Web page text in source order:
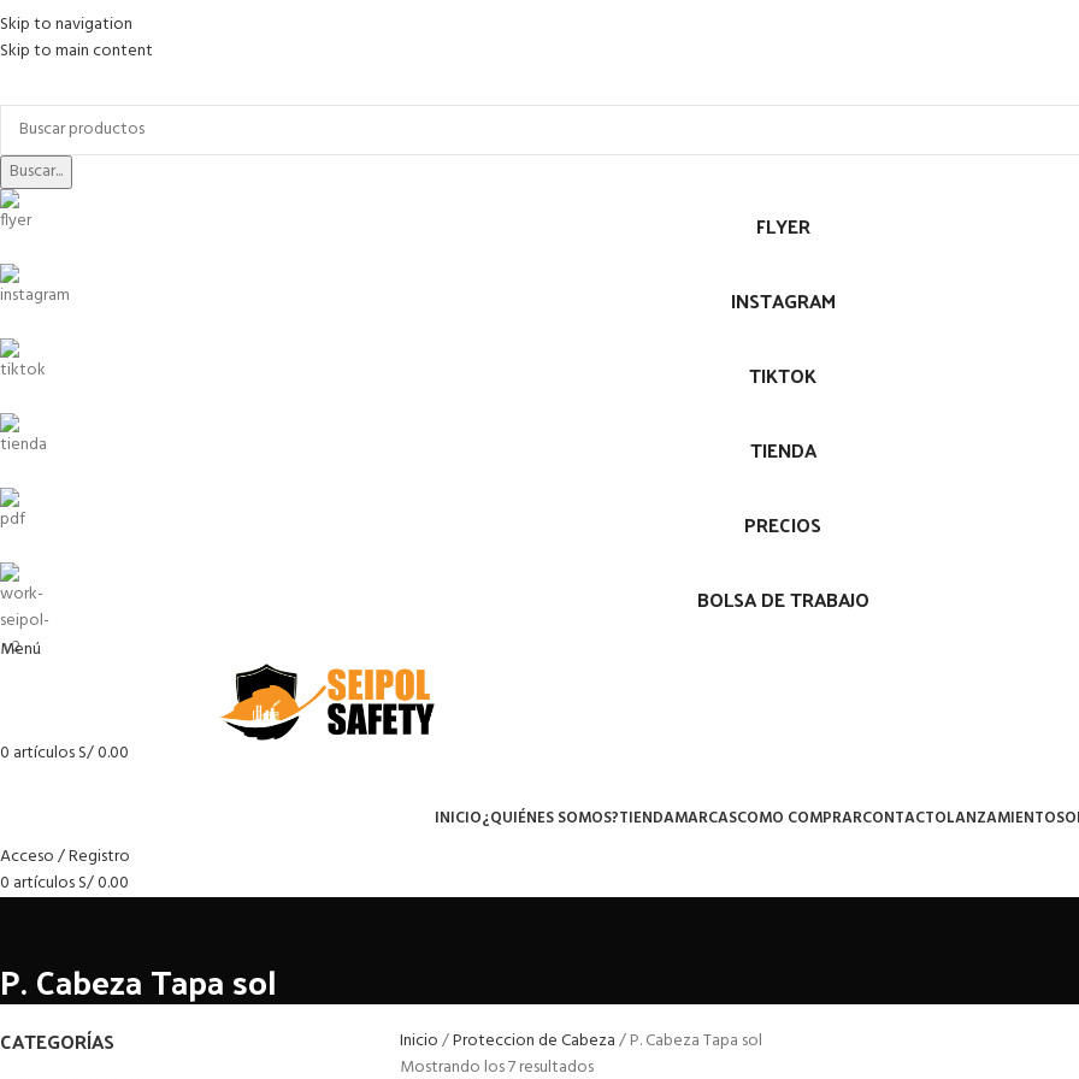
Skip to navigation
Skip to main content
Buscar...
FLYER
INSTAGRAM
TIKTOK
TIENDA
PRECIOS
BOLSA DE TRABAJO
Menú
0 artículosS/0.00
INICIO¿QUIÉNES SOMOS?TIENDAMARCASCOMO COMPRARCONTACTOLANZAMIENTOS
Acceso / Registro
0 artículosS/0.00
P. Cabeza Tapa sol
CATEGORÍAS Inicio Proteccion de Cabeza P. Cabeza Tapa sol
Mostrando los 7 resultados